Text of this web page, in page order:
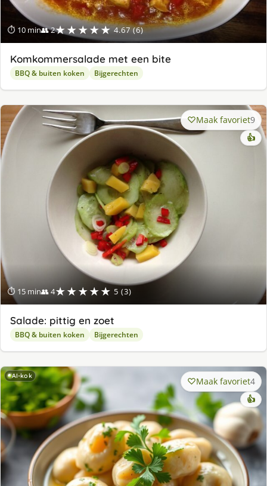
⏱ 10 min👥 2★★★★★ 4.67 (6)
Komkommersalade met een bite
BBQ & buiten koken Bijgerechten
⏱ 15 min👥 4★★★★★ 5 (3)
Maak favoriet9
👍
Salade: pittig en zoet
BBQ & buiten koken Bijgerechten
AI-kok Maak favoriet4
👍